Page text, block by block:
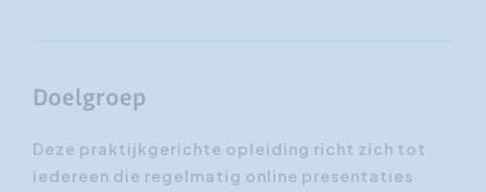
Doelgroep
Deze praktijkgerichte opleiding richt zich tot
iedereen die regelmatig online presentaties